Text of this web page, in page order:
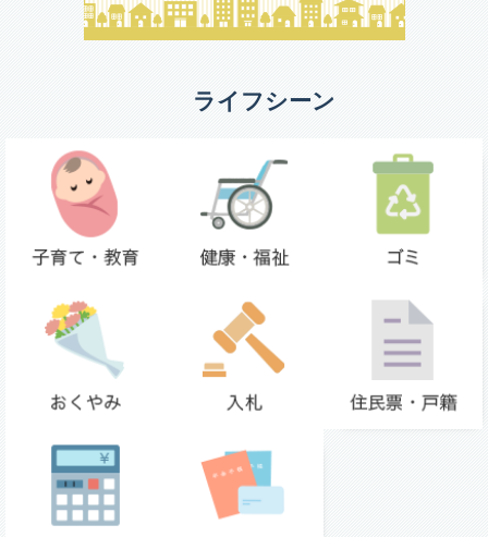
ライフシーン